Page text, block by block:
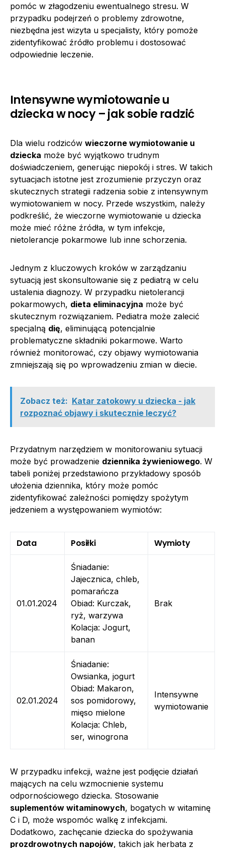
pomóc w złagodzeniu ewentualnego stresu. W
przypadku podejrzeń o problemy zdrowotne,
niezbędna jest wizyta u specjalisty, który pomoże
zidentyfikować źródło problemu i dostosować
odpowiednie leczenie.
Intensywne wymiotowanie u
dziecka w nocy – jak sobie radzić
Dla wielu rodziców wieczorne wymiotowanie u
dziecka może być wyjątkowo trudnym
doświadczeniem, generując niepokój i stres. W takich
sytuacjach istotne jest zrozumienie przyczyn oraz
skutecznych strategii radzenia sobie z intensywnym
wymiotowaniem w nocy. Przede wszystkim, należy
podkreślić, że wieczorne wymiotowanie u dziecka
może mieć różne źródła, w tym infekcje,
nietolerancje pokarmowe lub inne schorzenia.
Jednym z kluczowych kroków w zarządzaniu
sytuacją jest skonsultowanie się z pediatrą w celu
ustalenia diagnozy. W przypadku nietolerancji
pokarmowych, dieta eliminacyjna może być
skutecznym rozwiązaniem. Pediatra może zalecić
specjalną dię, eliminującą potencjalnie
problematyczne składniki pokarmowe. Warto
również monitorować, czy objawy wymiotowania
zmniejszają się po wprowadzeniu zmian w diecie.
Zobacz też: Katar zatokowy u dziecka - jak
rozpoznać objawy i skutecznie leczyć?
Przydatnym narzędziem w monitorowaniu sytuacji
może być prowadzenie dziennika żywieniowego. W
tabeli poniżej przedstawiono przykładowy sposób
ułożenia dziennika, który może pomóc
zidentyfikować zależności pomiędzy spożytym
jedzeniem a występowaniem wymiotów:
Data Posiłki Wymioty
01.01.2024
Śniadanie:
Jajecznica, chleb,
pomarańcza
Obiad: Kurczak,
ryż, warzywa
Kolacja: Jogurt,
banan
Brak
02.01.2024
Śniadanie:
Owsianka, jogurt
Obiad: Makaron,
sos pomidorowy,
mięso mielone
Kolacja: Chleb,
ser, winogrona
Intensywne
wymiotowanie
W przypadku infekcji, ważne jest podjęcie działań
mających na celu wzmocnienie systemu
odpornościowego dziecka. Stosowanie
suplementów witaminowych, bogatych w witaminę
C i D, może wspomóc walkę z infekcjami.
Dodatkowo, zachęcanie dziecka do spożywania
prozdrowotnych napojów, takich jak herbata z